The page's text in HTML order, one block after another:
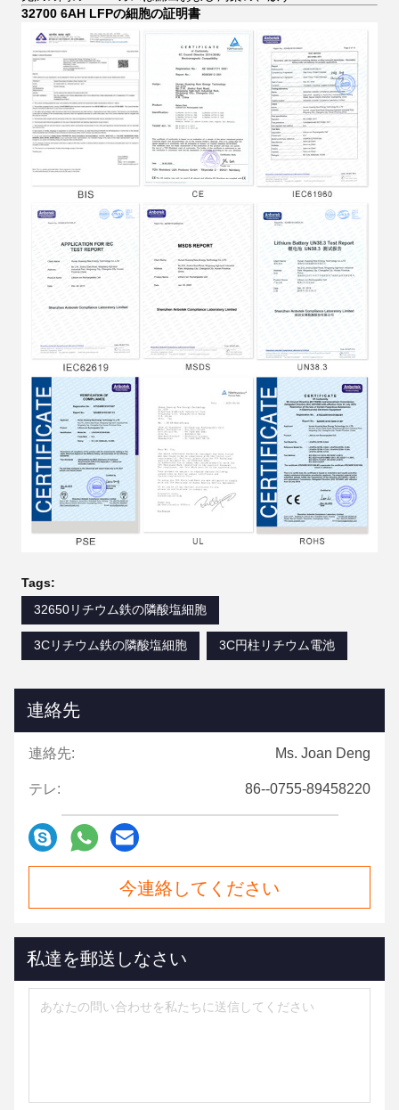
32700 6AH LFPの細胞の証明書
Tags:
32650リチウム鉄の隣酸塩細胞
3Cリチウム鉄の隣酸塩細胞 3C円柱リチウム電池
連絡先
連絡先: Ms. Joan Deng
テレ: 86--0755-89458220
今連絡してください
私達を郵送しなさい